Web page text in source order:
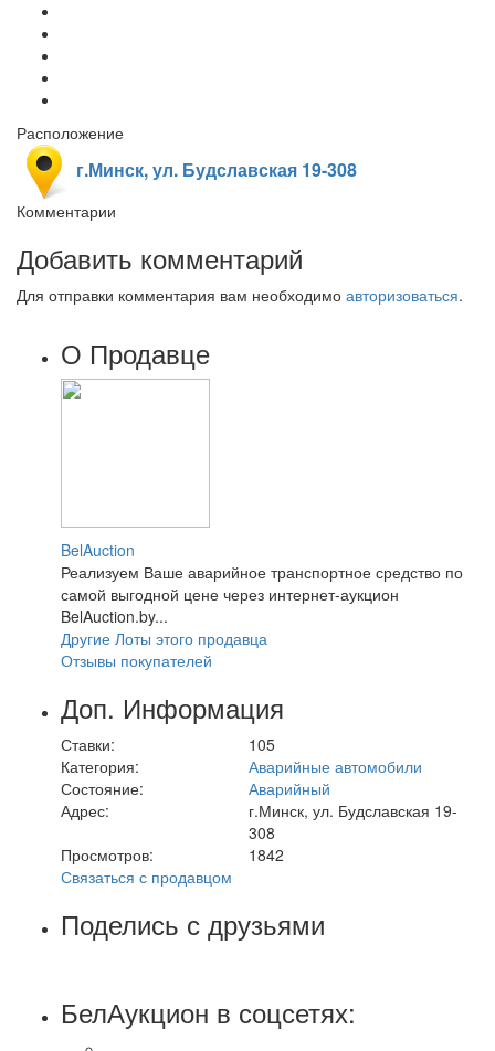
Расположение
г.Минск, ул. Будславская 19-308
Комментарии
Добавить комментарий
Для отправки комментария вам необходимо авторизоваться.
О Продавце
BelAuction
Реализуем Ваше аварийное транспортное средство по
самой выгодной цене через интернет-аукцион
BelAuction.by...
Другие Лоты этого продавца
Отзывы покупателей
Доп. Информация
Ставки:
105
Категория:
Аварийные автомобили
Состояние:
Аварийный
Адрес:
г.Минск, ул. Будславская 19-
308
Просмотров:
1842
Связаться с продавцом
Поделись с друзьями
БелАукцион в соцсетях: